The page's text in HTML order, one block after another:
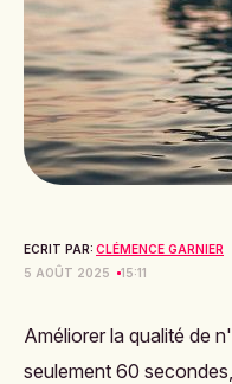
ECRIT PAR: CLÉMENCE GARNIER
5 AOÛT 2025
15:11
Améliorer la qualité de
seulement 60